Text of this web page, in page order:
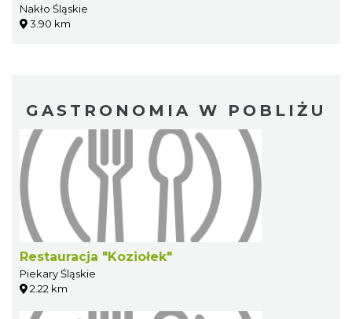
Nakło Śląskie
3.90 km
GASTRONOMIA W POBLIŻU
Restauracja "Koziołek"
Piekary Śląskie
2.22 km